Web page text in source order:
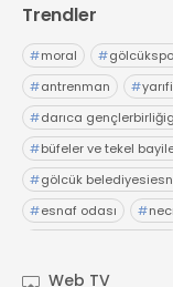
Trendler
#moral #
#antrenman #
#darıca
#büfeler ve tekel
#gölcük
#esnaf odası #
Web TV